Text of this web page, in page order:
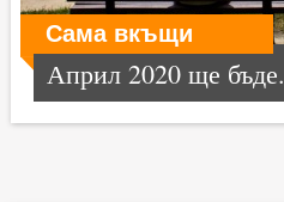
Сама вкъщи
Април 2020 ще